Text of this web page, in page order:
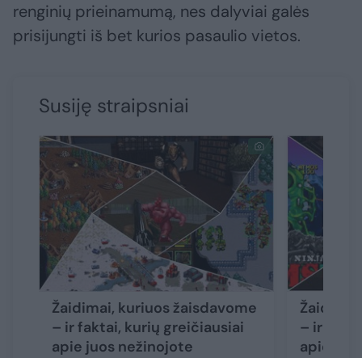
renginių prieinamumą, nes dalyviai galės
prisijungti iš bet kurios pasaulio vietos.
Susiję straipsniai
Žaidimai, kuriuos žaisdavome
– ir faktai, kurių greičiausiai
apie juos nežinojote
– ir
apie